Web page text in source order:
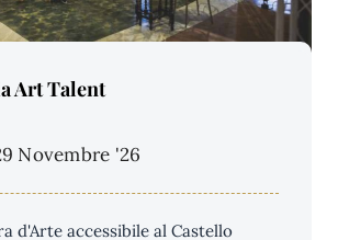
Art Talent
Novembre '26
d'Arte accessibile al Castello